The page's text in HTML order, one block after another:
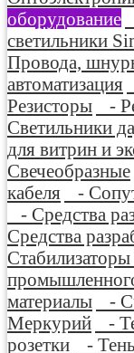
оборудование
светильники
Провода,
автоматизация
Резисторы
-
Светильники
для витрин и
Свечеобразные
кабеля
-
- Средства
Средства
материалы
-
Меркурий
-
розетки
-